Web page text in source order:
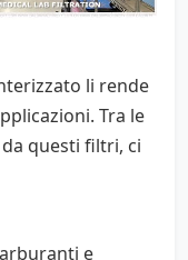
li rende
Tra le
questi filtri, ci
e